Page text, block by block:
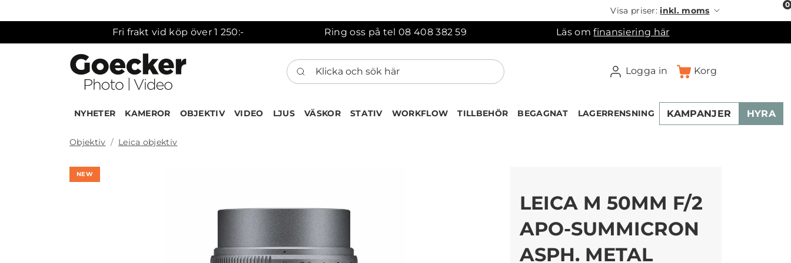
Visa priser:inkl. moms
Fri frakt vid köp över 1 250:- Ring oss på tel 08 408 382 59 Läs omfinansiering här
Klicka och sök här
Logga in Korg
0
NYHETER KAMEROR OBJEKTIV VIDEO LJUS VÄSKOR STATIV WORKFLOW TILLBEHÖR BEGAGNAT LAGERRENSNING KAMPANJER HYRA
Objektiv Leica objektiv
NEW
LEICA M 50MM F/2
APO-SUMMICRON
ASPH. METAL